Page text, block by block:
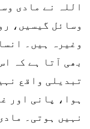
اللہ نے مادی
وسائل گیسیں،
وغیرہ ہیں۔
بھی آتا ہے کہ
تبدیلی واقع
ہوا، پانی اور
نہیں ہوتی۔